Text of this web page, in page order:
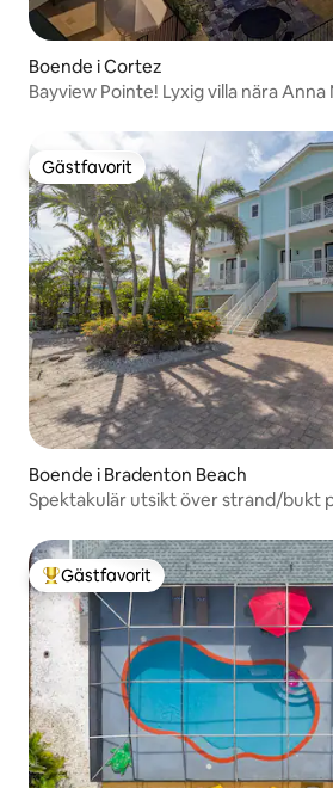
Boende i Cortez
Bayview Pointe! Lyxig villa nära Anna
Gästfavorit
Gästfavorit
Boende i Bradenton Beach
Spektakulär utsikt över strand/bukt
Populär gästfavorit
Gästfavorit